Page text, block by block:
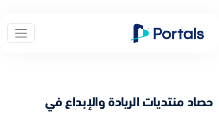
حصاد منتديات الريادة والإبداع في